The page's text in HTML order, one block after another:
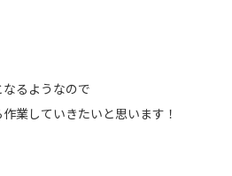
るようなので
業していきたいと思います！